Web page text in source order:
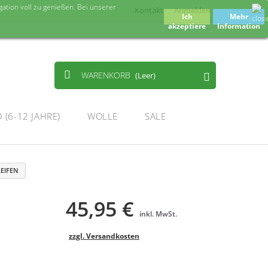
Anmelden
Kontakt
WARENKORB (Leer)
(6-12 JAHRE) WOLLE SALE
voll zu genießen. Bei unserer
Ich
akzeptiere
Mehr
Information
45,95 € inkl. MwSt.
zzgl. Versandkosten